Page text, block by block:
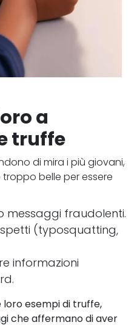
a
truffe
di mira i più giovani,
belle per essere
messaggi fraudolenti.
(typosquatting,
informazioni
esempi di truffe,
che affermano di aver